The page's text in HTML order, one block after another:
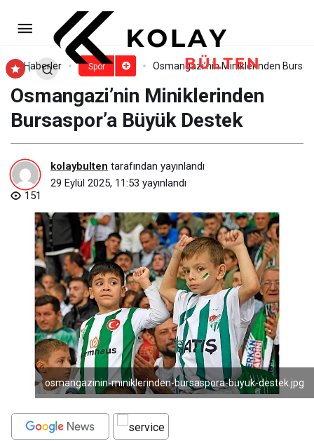
Haberler Spor Osmangazi’nin Miniklerinden
Osmangazi’nin Miniklerinden
Bursaspor’a Büyük Destek
kolaybulten tarafından yayınlandı
29 Eylül 2025, 11:53 yayınlandı
151
osmangazinin-miniklerinden-bursaspora-buyuk-destek.jpg
Türk voleybol tarihinde bir ilk
yaşandı! Plaj Voleybolu Erkek Milli Takımı
ilk kez şampiyon oldu.
Yorum Yap Paylaş